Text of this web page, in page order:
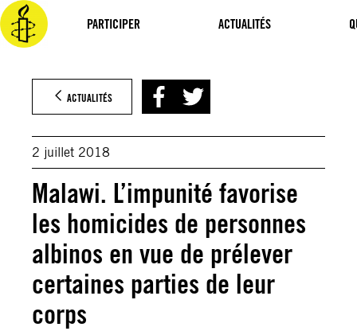
PARTICIPER ACTUALITÉS
Aller
au
contenu
ACTUALITÉS
2 juillet 2018
Malawi. L’impunité favorise
les homicides de personnes
albinos en vue de prélever
certaines parties de leur
corps